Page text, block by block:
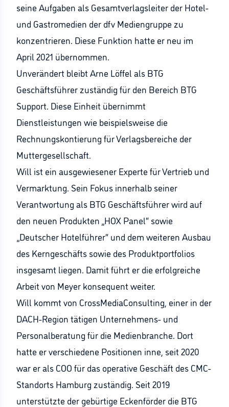
seine Aufgaben als Gesamtverlagsleiter der Hotel-
und Gastromedien der dfv Mediengruppe zu
konzentrieren. Diese Funktion hatte er neu im
April 2021 übernommen.
Unverändert bleibt Arne Löffel als BTG
Geschäftsführer zuständig für den Bereich BTG
Support. Diese Einheit übernimmt
Dienstleistungen wie beispielsweise die
Rechnungskontierung für Verlagsbereiche der
Muttergesellschaft.
Will ist ein ausgewiesener Experte für Vertrieb und
Vermarktung. Sein Fokus innerhalb seiner
Verantwortung als BTG Geschäftsführer wird auf
den neuen Produkten „HOX Panel“ sowie
„Deutscher Hotelführer“ und dem weiteren Ausbau
des Kerngeschäfts sowie des Produktportfolios
insgesamt liegen. Damit führt er die erfolgreiche
Arbeit von Meyer konsequent weiter.
Will kommt von CrossMediaConsulting, einer in der
DACH-Region tätigen Unternehmens- und
Personalberatung für die Medienbranche. Dort
hatte er verschiedene Positionen inne, seit 2020
war er als COO für das operative Geschäft des CMC-
Standorts Hamburg zuständig. Seit 2019
unterstützte der gebürtige Eckenförder die BTG